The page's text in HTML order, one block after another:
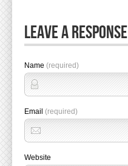
Leave A Response
Name (required)
Email (required)
Website